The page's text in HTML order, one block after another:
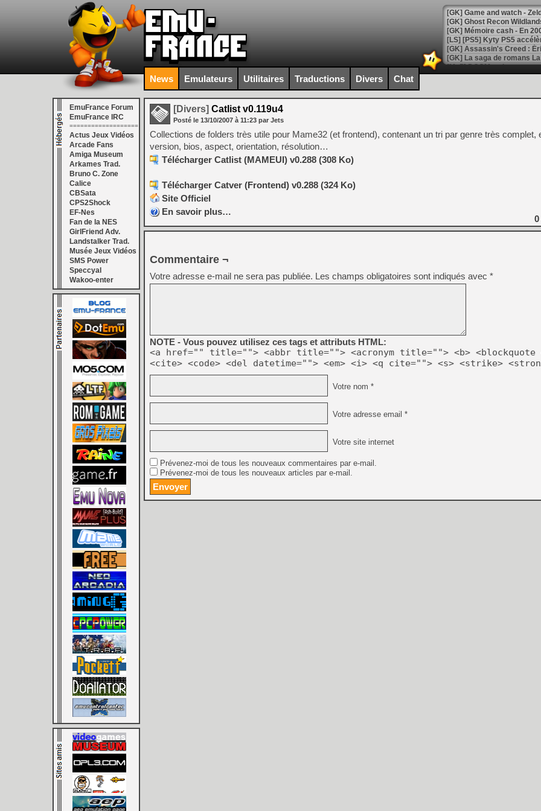
[Mo5] DOOM arrive en
[GK] Bethesda fête les 30
[GK] Roblox : l'action en
[GK] Agenda - GeForce
[GK] Devolver Digital en a
[LS] [PS5] ps5-y2jb-
[GK] Pourquoi Marvel
[GK] Test : Restory : Chill
[GK] GTA 6 : Rockstar
[GK] Hot Wheels Infinite
[GK] Mémoire cash -
[GK] Résultats Nintendo :
[GK] Déjà des
[Mo5] Brickboy cherche à
[GK] Minecraft et ses «
[GK] Beast of
[GK] Ubisoft : fin de partie
[GK] Mémoire cash -
[GK] Dan Houser (GTA)
[GK] Comment EA Sports
[GK] Crimson Moon : un
[GK] Isle of Reveries : le
[GK] Moonlighter 2 : The
[GK] Capcom relance
[Mo5] Deux inédits du
[GK] Le beat'em up The
[GK] Endless Legend 2 :
[LS] [PS5] Premiers
News Emulateurs Utilitaires Traductions Divers Chat
EmuFrance Forum
EmuFrance IRC
===================
Actus Jeux Vidéos
Arcade Fans
Amiga Museum
Arkames Trad.
Bruno C. Zone
Calice
CBSata
CPS2Shock
EF-Nes
Fan de la NES
GirlFriend Adv.
Landstalker Trad.
Musée Jeux Vidéos
SMS Power
Speccyal
Wakoo-enter
[Divers] Catlist v0.119u4
Posté le 13/10/2007 à 11:23 par Jets
Collections de folders très utile pour Mame32 (et frontend), contenant un tri par genre très complet,
version, bios, aspect, orientation, résolution…
Télécharger Catlist (MAMEUI) v0.288 (308 Ko)
Télécharger Catver (Frontend) v0.288 (324 Ko)
Site Officiel
En savoir plus…
0
Commentaire ¬
Votre adresse e-mail ne sera pas publiée. Les champs obligatoires sont indiqués avec *
NOTE - Vous pouvez utilisez ces tags et attributs HTML:
<a href="" title=""> <abbr title=""> <acronym title=""> <b> <blockquote
<cite> <code> <del datetime=""> <em> <i> <q cite=""> <s> <strike>
Votre nom *
Votre adresse email *
Votre site internet
Prévenez-moi de tous les nouveaux commentaires par e-mail.
Prévenez-moi de tous les nouveaux articles par e-mail.